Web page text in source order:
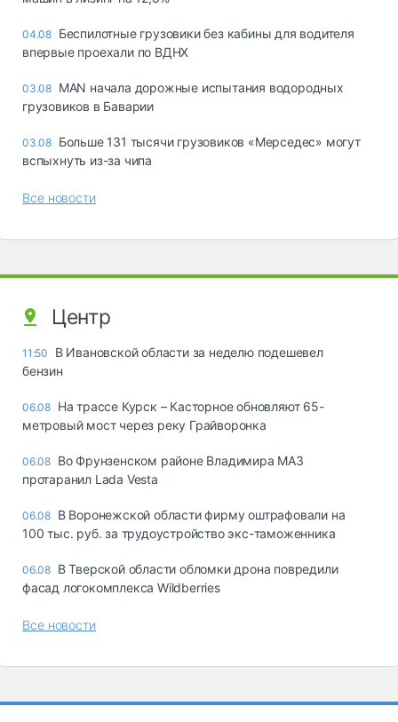
04.08 Беспилотные грузовики без кабины для водителя
впервые проехали по ВДНХ
03.08 MAN начала дорожные испытания водородных
грузовиков в Баварии
03.08 Больше 131 тысячи грузовиков «Мерседес» могут
вспыхнуть из-за чипа
Все новости
Центр
11:50
В Ивановской области за неделю подешевел
бензин
06.08 На трассе Курск – Касторное обновляют 65-
метровый мост через реку Грайворонка
06.08 Во Фрунзенском районе Владимира МАЗ
протаранил Lada Vesta
06.08 В Воронежской области фирму оштрафовали на
100 тыс. руб. за трудоустройство экс-таможенника
06.08 В Тверской области обломки дрона повредили
фасад логокомплекса Wildberries
Все новости